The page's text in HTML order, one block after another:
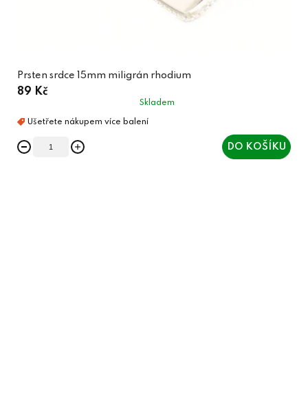
Prsten srdce 15mm miligrán rhodium
89 Kč
Skladem
DO KOŠÍKU